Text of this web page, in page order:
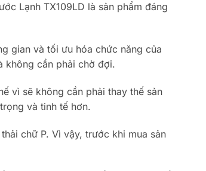
Lạnh TX109LD là sản phẩm đáng
gian và tối ưu hóa chức năng của
không cần phải chờ đợi.
vì sẽ không cần phải thay thế sản
và tinh tế hơn.
chữ P. Vì vậy, trước khi mua sản